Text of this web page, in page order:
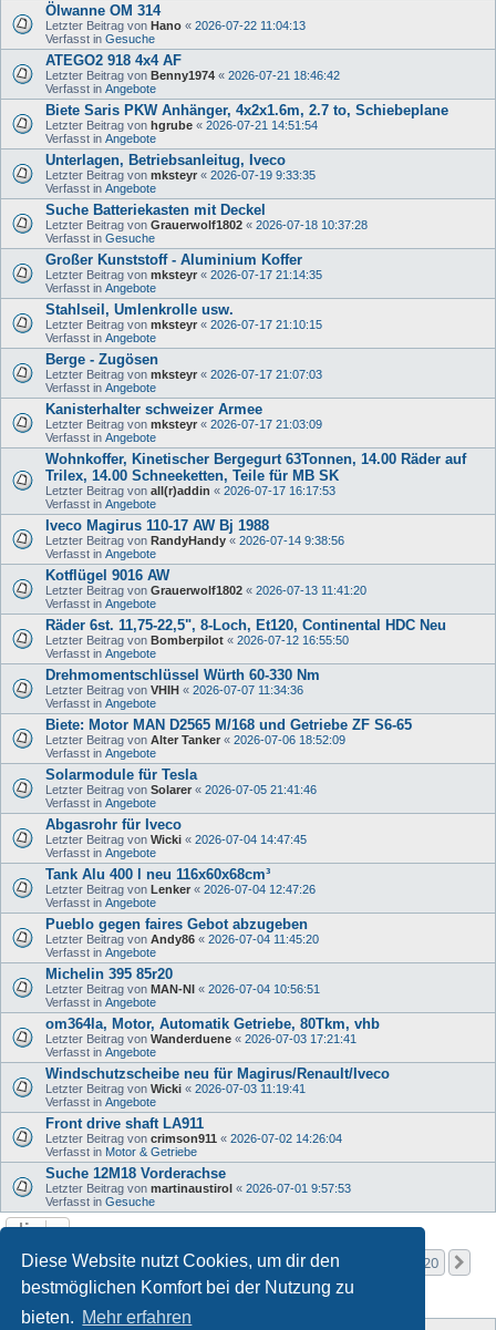
Diese Website nutzt Cookies, um dir den
bestmöglichen Komfort bei der Nutzung zu
bieten. Mehr erfahren
Ölwanne OM 314
Letzter Beitrag von Hano « 2026-07-22 11:04:13
Verfasst in Gesuche
ATEGO2 918 4x4 AF
Letzter Beitrag von Benny1974 « 2026-07-21 18:46:42
Verfasst in Angebote
Biete Saris PKW Anhänger, 4x2x1.6m, 2.7 to, Schiebeplane
Letzter Beitrag von hgrube « 2026-07-21 14:51:54
Verfasst in Angebote
Unterlagen, Betriebsanleitug, Iveco
Letzter Beitrag von mksteyr « 2026-07-19 9:33:35
Verfasst in Angebote
Suche Batteriekasten mit Deckel
Letzter Beitrag von Grauerwolf1802 « 2026-07-18 10:37:28
Verfasst in Gesuche
Großer Kunststoff - Aluminium Koffer
Letzter Beitrag von mksteyr « 2026-07-17 21:14:35
Verfasst in Angebote
Stahlseil, Umlenkrolle usw.
Letzter Beitrag von mksteyr « 2026-07-17 21:10:15
Verfasst in Angebote
Berge - Zugösen
Letzter Beitrag von mksteyr « 2026-07-17 21:07:03
Verfasst in Angebote
Kanisterhalter schweizer Armee
Letzter Beitrag von mksteyr « 2026-07-17 21:03:09
Verfasst in Angebote
Wohnkoffer, Kinetischer Bergegurt 63Tonnen, 14.00 Räder auf
Trilex, 14.00 Schneeketten, Teile für MB SK
Letzter Beitrag von all(r)addin « 2026-07-17 16:17:53
Verfasst in Angebote
Iveco Magirus 110-17 AW Bj 1988
Letzter Beitrag von RandyHandy « 2026-07-14 9:38:56
Verfasst in Angebote
Kotflügel 9016 AW
Letzter Beitrag von Grauerwolf1802 « 2026-07-13 11:41:20
Verfasst in Angebote
Räder 6st. 11,75-22,5", 8-Loch, Et120, Continental HDC Neu
Letzter Beitrag von Bomberpilot « 2026-07-12 16:55:50
Verfasst in Angebote
Drehmomentschlüssel Würth 60-330 Nm
Letzter Beitrag von VHIH « 2026-07-07 11:34:36
Verfasst in Angebote
Biete: Motor MAN D2565 M/168 und Getriebe ZF S6-65
Letzter Beitrag von Alter Tanker « 2026-07-06 18:52:09
Verfasst in Angebote
Solarmodule für Tesla
Letzter Beitrag von Solarer « 2026-07-05 21:41:46
Verfasst in Angebote
Abgasrohr für Iveco
Letzter Beitrag von Wicki « 2026-07-04 14:47:45
Verfasst in Angebote
Tank Alu 400 l neu 116x60x68cm³
Letzter Beitrag von Lenker « 2026-07-04 12:47:26
Verfasst in Angebote
Pueblo gegen faires Gebot abzugeben
Letzter Beitrag von Andy86 « 2026-07-04 11:45:20
Verfasst in Angebote
Michelin 395 85r20
Letzter Beitrag von MAN-NI « 2026-07-04 10:56:51
Verfasst in Angebote
om364la, Motor, Automatik Getriebe, 80Tkm, vhb
Letzter Beitrag von Wanderduene « 2026-07-03 17:21:41
Verfasst in Angebote
Windschutzscheibe neu für Magirus/Renault/Iveco
Letzter Beitrag von Wicki « 2026-07-03 11:19:41
Verfasst in Angebote
Front drive shaft LA911
Letzter Beitrag von crimson911 « 2026-07-02 14:26:04
Verfasst in Motor & Getriebe
Suche 12M18 Vorderachse
Letzter Beitrag von martinaustirol « 2026-07-01 9:57:53
Verfasst in Gesuche
Die Suche ergab mehr als 1000 Treffer Seite1von
1 2 3 20